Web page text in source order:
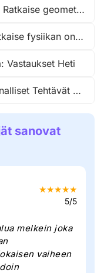
Geometrian tekoälyratkaisija: Ratkaise geometrian tehtävät nopeasti
Fysiikan tekoälyratkaisija: Ratkaise fysiikan ongelmat sekunneissa
Vastaukset Heti
Ratkaise Matematiikka- ja Sanalliset Tehtävät Heti AI:n Avulla
sanovat
★★★★★
5/5
melkein joka
vaiheen